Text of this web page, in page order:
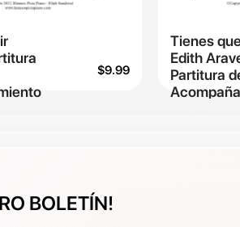
$9.99
Tienes
Edith
Partitura
BOLETÍN!